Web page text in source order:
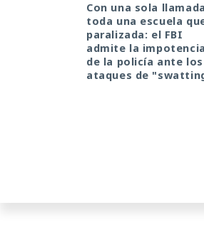
Con una sola
toda una escuela
paralizada: el FBI
admite la impotencia
de la policía ante los
ataques de